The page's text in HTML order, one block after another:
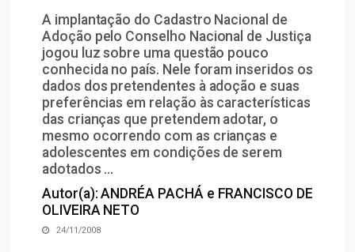
A implantação do Cadastro Nacional de
Adoção pelo Conselho Nacional de Justiça
jogou luz sobre uma questão pouco
conhecida no país. Nele foram inseridos os
dados dos pretendentes à adoção e suas
preferências em relação às características
das crianças que pretendem adotar, o
mesmo ocorrendo com as crianças e
adolescentes em condições de serem
adotados ...
Autor(a): ANDRÉA PACHÁ e FRANCISCO DE
OLIVEIRA NETO
24/11/2008